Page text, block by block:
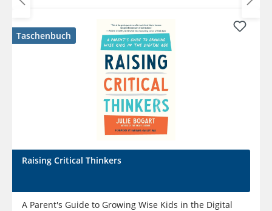
Taschenbuch
Raising Critical Thinkers
A Parent's Guide to Growing Wise Kids in the Digital